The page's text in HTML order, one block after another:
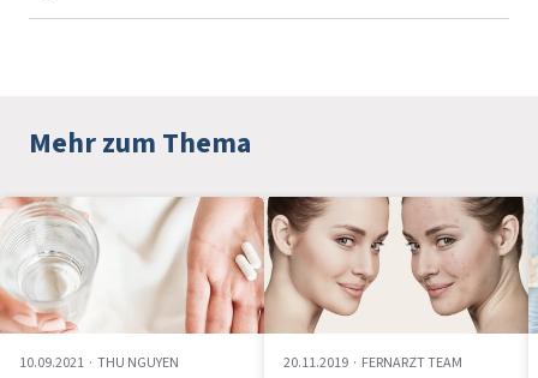
Mehr zum Thema
10.09.2021 · THU NGUYEN 20.11.2019 · FERNARZT TEAM